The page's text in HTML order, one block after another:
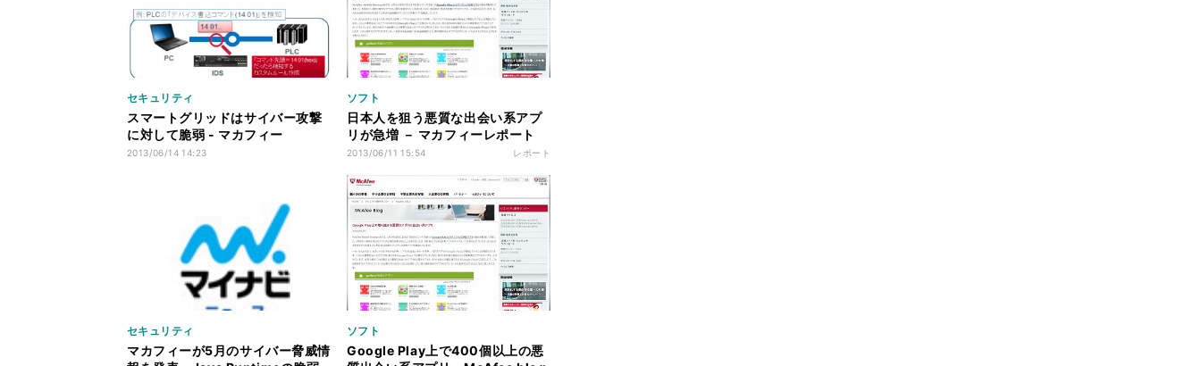
セキュリティ
スマートグリッドはサイバー攻撃
に対して脆弱 - マカフィー
2013/06/14 14:23
ソフト
日本人を狙う悪質な出会い系アプ
リが急増 － マカフィーレポート
2013/06/11 15:54 レポート
セキュリティ
マカフィーが5月のサイバー脅威情
ソフト
Google Play上で400個以上の悪